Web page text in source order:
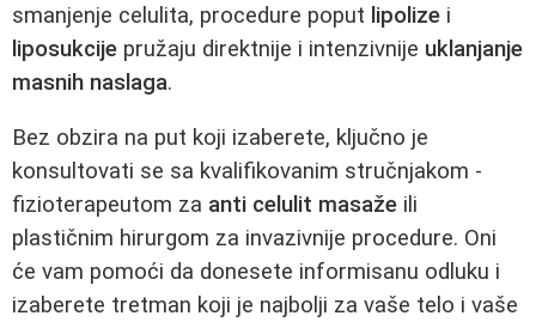
smanjenje celulita, procedure poput lipolize i
liposukcije pružaju direktnije i intenzivnije uklanjanje
masnih naslaga.
Bez obzira na put koji izaberete, ključno je
konsultovati se sa kvalifikovanim stručnjakom -
fizioterapeutom za anti celulit masaže ili
plastičnim hirurgom za invazivnije procedure. Oni
će vam pomoći da donesete informisanu odluku i
izaberete tretman koji je najbolji za vaše telo i vaše